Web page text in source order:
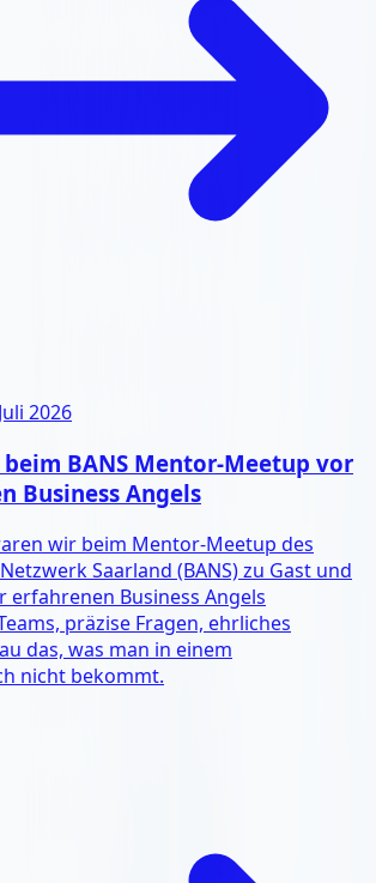
2026
BANS Mentor-Meetup vor
Business Angels
wir beim Mentor-Meetup des
Saarland (BANS) zu Gast und
erfahrenen Business Angels
präzise Fragen, ehrliches
das, was man in einem
nicht bekommt.